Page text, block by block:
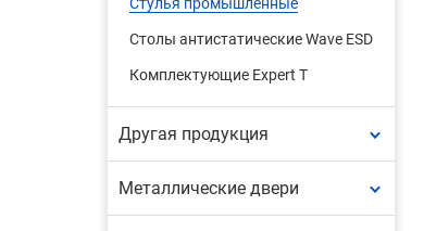
Столы антистатические Wave ESD
Комплектующие Expert T
Другая продукция
Металлические двери